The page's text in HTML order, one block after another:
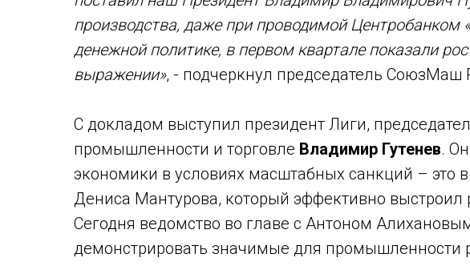
производства, даже при проводимой Центробанком
денежной политике, в первом квартале показали
выражении», - подчеркнул председатель СоюзМаш
С докладом выступил президент Лиги,
промышленности и торговле Владимир Гутенев.
экономики в условиях масштабных санкций – это
Дениса Мантурова, который эффективно выстроил
Сегодня ведомство во главе с Антоном
демонстрировать значимые для промышленности